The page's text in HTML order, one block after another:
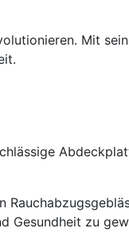
Mit
Gesundheit zu